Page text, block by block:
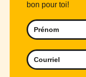
bon pour toi!